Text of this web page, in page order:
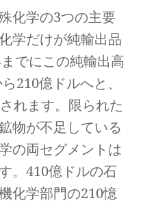
化学の3つの主要
学だけが純輸出品
でにこの純輸出高
210億ドルへと、
れます。限られた
物が不足している
の両セグメントは
。410億ドルの石
化学部門の210憶